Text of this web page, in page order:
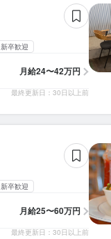
新卒歓迎
月給24〜42万円
最終更新日：30日以上前
新卒歓迎
月給25〜60万円
最終更新日：30日以上前